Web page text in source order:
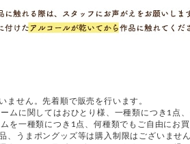
ません。先着順で販売を行います。
ムに関してはおひとり様、一種類につき1点
を一種類につき1点、何種類でもご自由にお買
、うまポングッズ等は購入制限はございませ